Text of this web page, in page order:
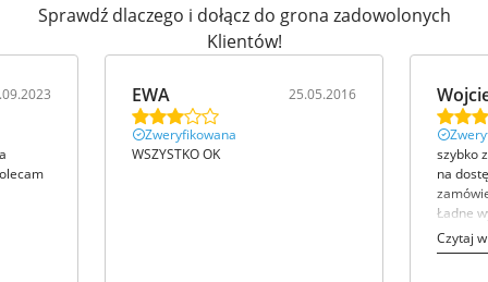
Sprawdź dlaczego i dołącz do grona zadowolonych
Klientów!
EWA 25.05.2016
Zweryfikowana
WSZYSTKO OK
szybko
na
Ładne
Czytaj